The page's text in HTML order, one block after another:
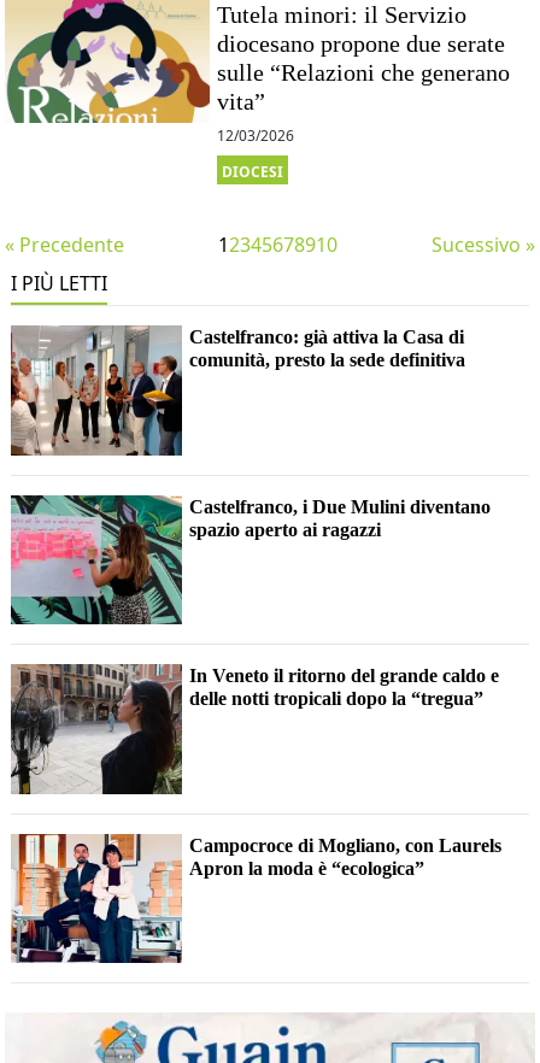
Tutela minori: il Servizio
diocesano propone due serate
sulle “Relazioni che generano
vita”
12/03/2026
DIOCESI
« Precedente 12345678910
Sucessivo »
I PIÙ LETTI
Castelfranco: già attiva la Casa di
comunità, presto la sede definitiva
Castelfranco, i Due Mulini diventano
spazio aperto ai ragazzi
In Veneto il ritorno del grande caldo e
delle notti tropicali dopo la “tregua”
Campocroce di Mogliano, con Laurels
Apron la moda è “ecologica”